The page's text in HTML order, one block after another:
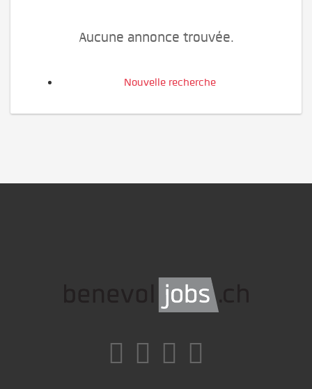
Aucune annonce trouvée.
Nouvelle recherche